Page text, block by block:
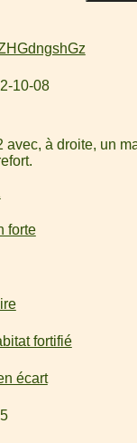
10-08
avec, à droite, un
forte
fortifié
écart